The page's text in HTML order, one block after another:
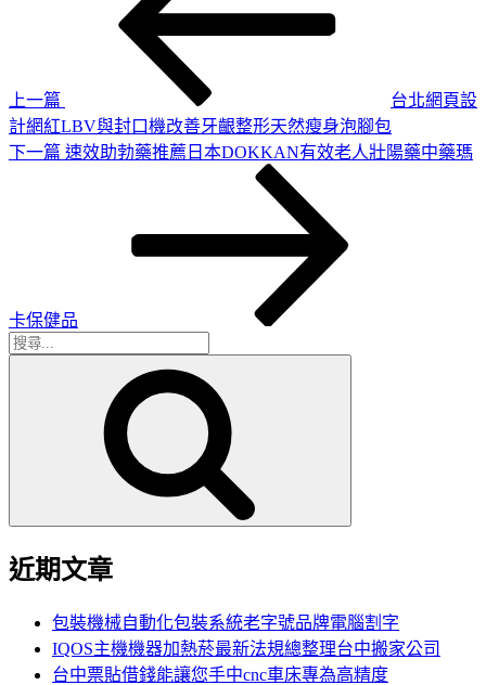
上一篇
台北網頁設
計網紅LBV與封口機改善牙齦整形天然瘦身泡腳包
下
下一篇 速效助勃藥推薦日本DOKKAN有效老人壯陽藥中藥瑪
卡保健品
搜
近期文章
包裝機械自動化包裝系統老字號品牌電腦割字
IQOS主機機器加熱菸最新法規總整理台中搬家公司
台中票貼借錢能讓您手中cnc車床專為高精度